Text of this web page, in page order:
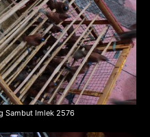
Sambut Imlek 2576